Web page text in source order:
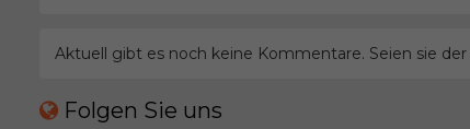
Aktuell gibt es noch keine Kommentare. Seien sie
Folgen Sie uns